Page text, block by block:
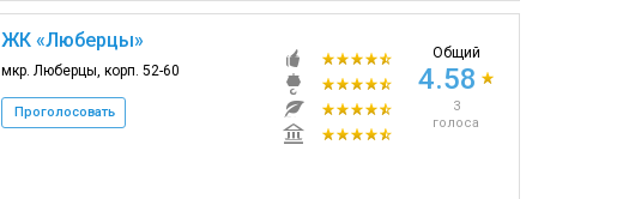
ЖК «Люберцы»
мкр. Люберцы, корп. 52-60
Проголосовать
Общий
4.58
3
голоса